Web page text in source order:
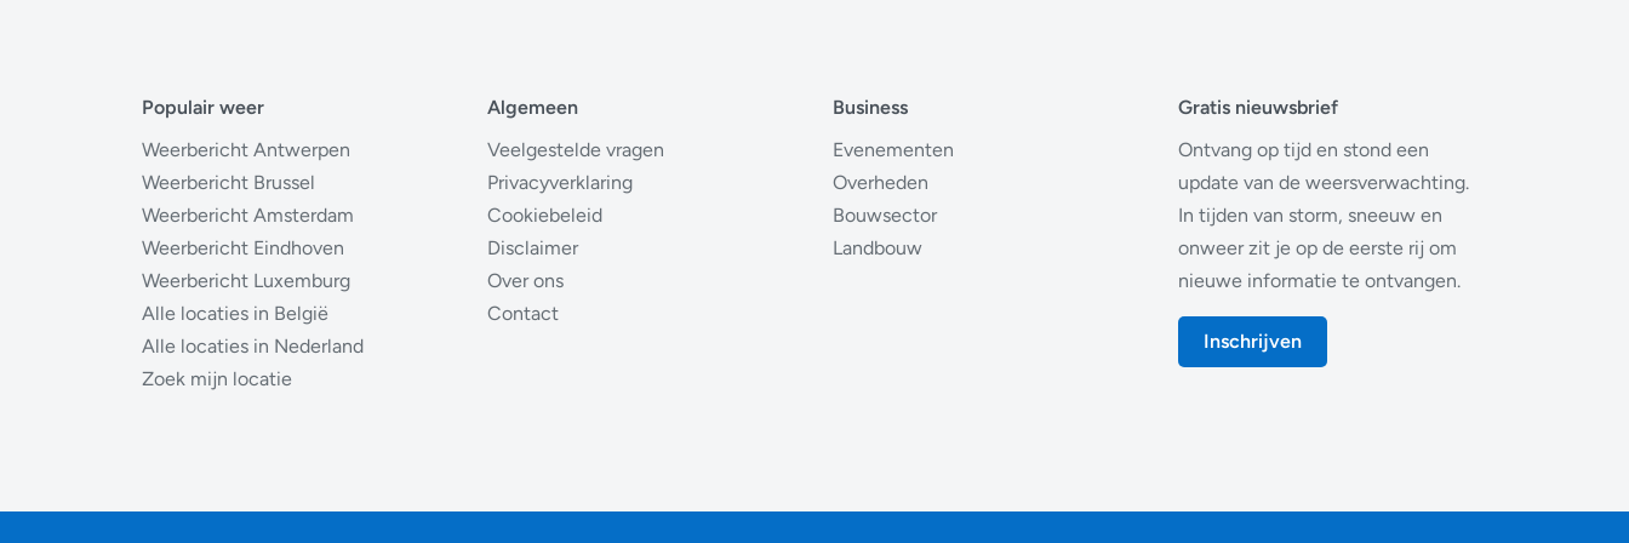
Populair weer
Weerbericht Antwerpen
Weerbericht Brussel
Weerbericht Amsterdam
Weerbericht Eindhoven
Weerbericht Luxemburg
Alle locaties in België
Alle locaties in Nederland
Zoek mijn locatie
Algemeen
Veelgestelde vragen
Privacyverklaring
Cookiebeleid
Disclaimer
Over ons
Contact
Business
Evenementen
Overheden
Bouwsector
Landbouw
Gratis nieuwsbrief
Ontvang op tijd en stond een
update van de weersverwachting.
In tijden van storm, sneeuw en
onweer zit je op de eerste rij om
nieuwe informatie te ontvangen.
Inschrijven